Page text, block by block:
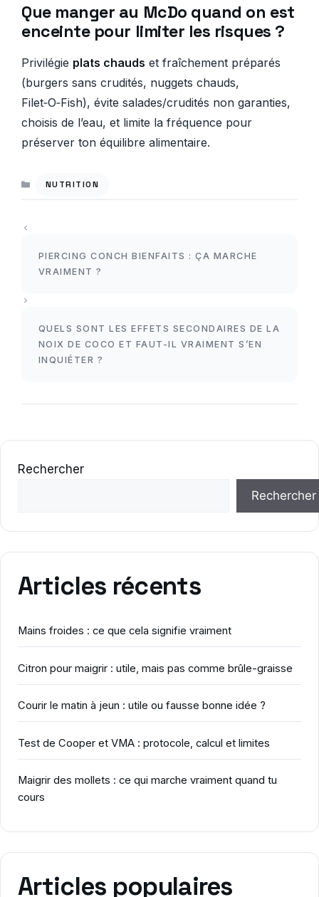
Que manger au McDo quand on est
enceinte pour limiter les risques ?
Privilégie plats chauds et fraîchement préparés
(burgers sans crudités, nuggets chauds,
Filet‑O‑Fish), évite salades/crudités non garanties,
choisis de l’eau, et limite la fréquence pour
préserver ton équilibre alimentaire.
NUTRITION
PIERCING CONCH BIENFAITS : ÇA MARCHE
VRAIMENT ?
QUELS SONT LES EFFETS SECONDAIRES DE LA
NOIX DE COCO ET FAUT-IL VRAIMENT S’EN
INQUIÉTER ?
Rechercher
Rechercher
Articles récents
Mains froides : ce que cela signifie vraiment
Citron pour maigrir : utile, mais pas comme brûle-graisse
Courir le matin à jeun : utile ou fausse bonne idée ?
Test de Cooper et VMA : protocole, calcul et limites
Maigrir des mollets : ce qui marche vraiment quand tu
cours
Articles populaires